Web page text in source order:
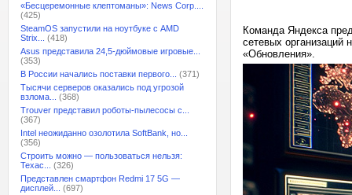
«Бесцеремонные клептоманы»: News Corp....
(425)
SteamOS запустили на ноутбуке с AMD
Strix...
(418)
Asus представила 24,5-дюймовые игровые...
(353)
В России начались поставки первого...
(371)
Тысячи серверов оказались под угрозой
взлома...
(368)
Trouver представил роботы-пылесосы с...
(367)
Intel неожиданно озолотила SoftBank, но...
(356)
Строить можно — пользоваться нельзя:
Техас...
(326)
Представлен смартфон Redmi 17 5G —
дисплей...
(697)
Команда Яндекса
сетевых организаций
«Обновления».